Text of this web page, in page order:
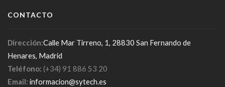
CONTACTO
Dirección:Calle Mar Tirreno, 1, 28830 San Fernando de
Henares, Madrid
Teléfono: (+34) 91 886 53 20
Email: informacion@sytech.es